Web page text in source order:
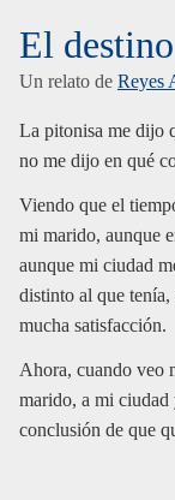
El destino
Un relato de Reyes
La pitonisa me dijo
no me dijo en qué
Viendo que el
mi marido, aunque
aunque mi ciudad
distinto al que tenía,
mucha satisfacción.
Ahora, cuando veo
marido, a mi ciudad
conclusión de que